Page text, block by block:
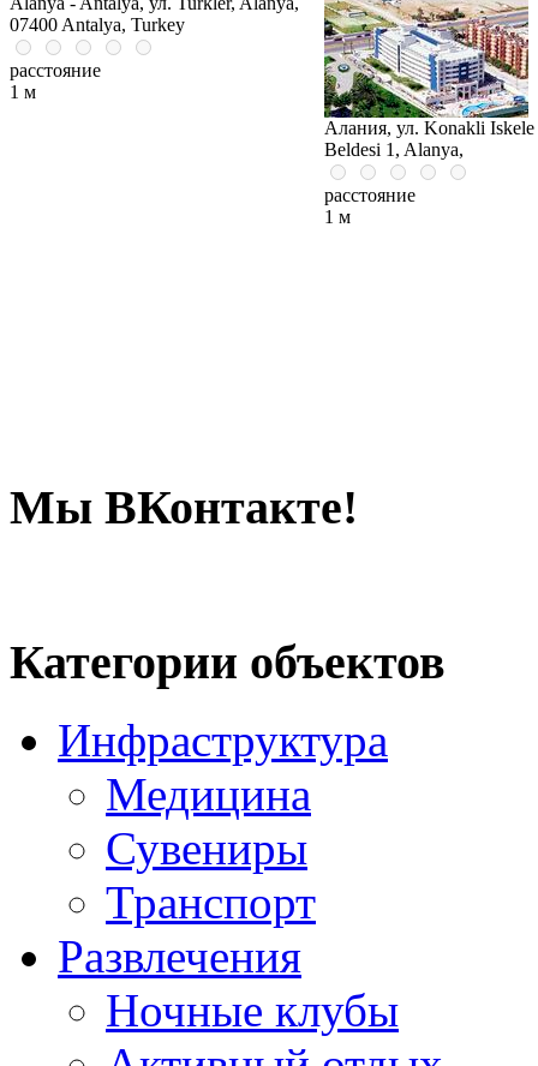
07400 Antalya, Turkey
расстояние
1 м
Алания, ул. Konakli Iskele
Beldesi 1, Alanya,
расстояние
1 м
Мы ВКонтакте!
Категории объектов
Инфраструктура
Медицина
Сувениры
Транспорт
Развлечения
Ночные клубы